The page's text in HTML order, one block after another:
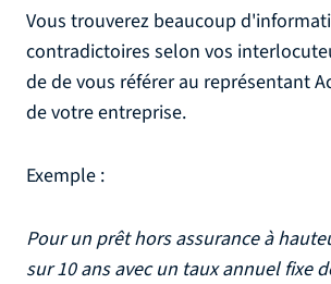
Vous trouverez beaucoup
contradictoires selon vos
de de vous référer au représentant
de votre entreprise.
Exemple :
Pour un prêt hors assurance à
sur 10 ans avec un taux annuel fixe